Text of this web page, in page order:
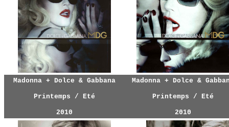
Madonna + Dolce & Gabbana
Printemps / Eté
2010
Madonna + Dolce &
Printemps / Eté
2010